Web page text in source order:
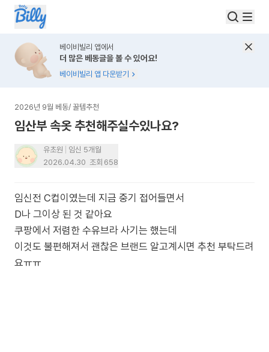
베이비빌리 앱에서
더 많은 베동글을 볼 수 있어요!
베이비빌리 앱 다운받기
2026년 9월 베동/ 꿀템추천
임산부 속옷 추천해주실수있나요?
유초원
임신 5개월
2026.04.30 조회 658
임신전 C컵이였는데 지금 중기 접어들면서
D나 그이상 된 것 같아요
쿠팡에서 저렴한 수유브라 사기는 했는데
이것도 불편해져서 괜찮은 브랜드 알고계시면 추천 부탁드려
요ㅠㅠ